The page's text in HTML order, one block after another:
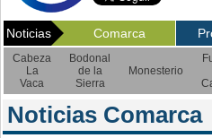
Noticias Comarca
Cabeza
La
Vaca
Bodonal
de la
Sierra
Monesterio
Noticias Comarca